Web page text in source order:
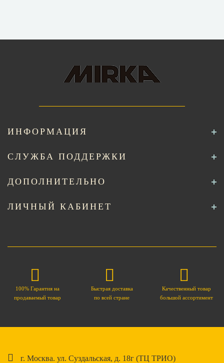
ИНФОРМАЦИЯ
СЛУЖБА ПОДДЕРЖКИ
ДОПОЛНИТЕЛЬНО
ЛИЧНЫЙ КАБИНЕТ
100% Гарантия на
продаваемый товар
Быстрая доставка
по всей стране
Качественный товар
большой ассортимент
г. Москва. ул. Суздальская, д. 18г (ТЦ ТРИО)